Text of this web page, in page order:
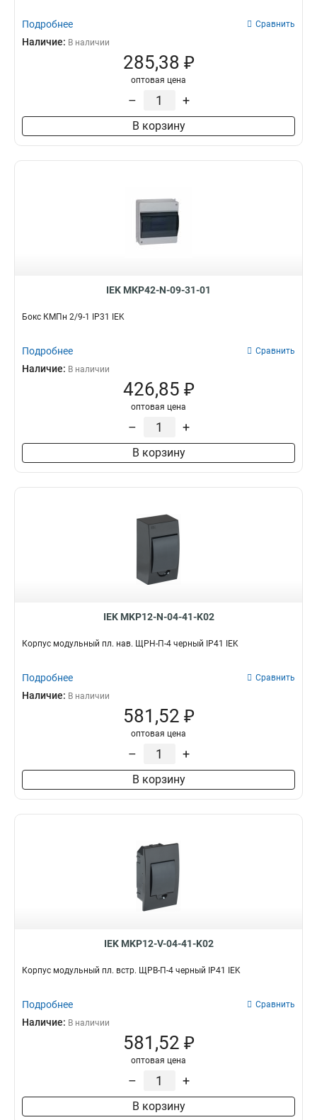
Подробнее Сравнить
Наличие: В наличии
285,38 ₽
оптовая цена
– +
В корзину
IEK MKP42-N-09-31-01
Бокс КМПн 2/9-1 IP31 IEK
Подробнее Сравнить
Наличие: В наличии
426,85 ₽
оптовая цена
– +
В корзину
IEK MKP12-N-04-41-K02
Корпус модульный пл. нав. ЩРН-П-4 черный IP41 IEK
Подробнее Сравнить
Наличие: В наличии
581,52 ₽
оптовая цена
– +
В корзину
IEK MKP12-V-04-41-K02
Корпус модульный пл. встр. ЩРВ-П-4 черный IP41 IEK
Подробнее Сравнить
Наличие: В наличии
581,52 ₽
оптовая цена
– +
В корзину